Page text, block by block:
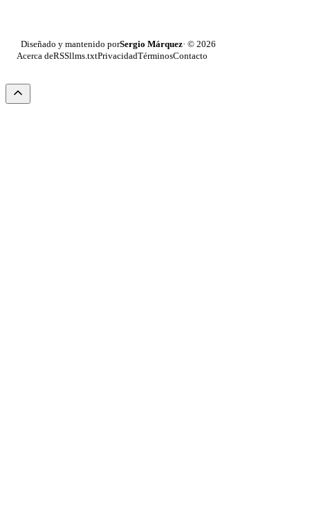
Diseñado y mantenido porSergio Márquez· © 2026
Acerca deRSSllms.txtPrivacidadTérminosContacto